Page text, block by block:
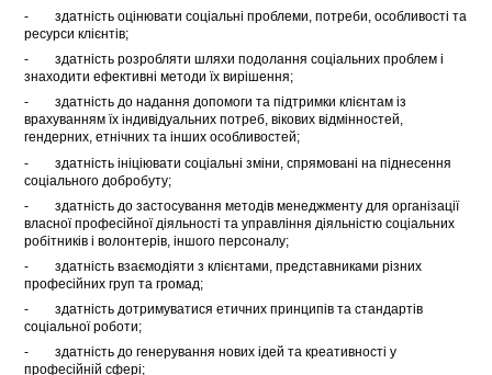
- здатність оцінювати соціальні проблеми, потреби, особливості та
ресурси клієнтів;
- здатність розробляти шляхи подолання соціальних проблем і
знаходити ефективні методи їх вирішення;
- здатність до надання допомоги та підтримки клієнтам із
врахуванням їх індивідуальних потреб, вікових відмінностей,
гендерних, етнічних та інших особливостей;
- здатність ініціювати соціальні зміни, спрямовані на піднесення
соціального добробуту;
- здатність до застосування методів менеджменту для організації
власної професійної діяльності та управління діяльністю соціальних
робітників і волонтерів, іншого персоналу;
- здатність взаємодіяти з клієнтами, представниками різних
професійних груп та громад;
- здатність дотримуватися етичних принципів та стандартів
соціальної роботи;
- здатність до генерування нових ідей та креативності у
професійній сфері;